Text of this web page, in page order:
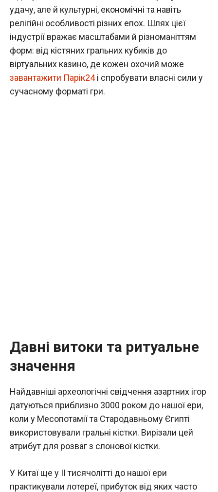
удачу, але й культурні, економічні та навіть
релігійні особливості різних епох. Шлях цієї
індустрії вражає масштабами й різноманіттям
форм: від кістяних гральних кубиків до
віртуальних казино, де кожен охочий може
завантажити Парік24і спробувати власні сили у
сучасному форматі гри.
Давні витоки та ритуальне
значення
Найдавніші археологічні свідчення азартних ігор
датуються приблизно 3000 роком до нашої ери,
коли у Месопотамії та Стародавньому Єгипті
використовували гральні кістки. Вирізали цей
атрибут для розваг з слонової кістки.
У Китаї ще у II тисячолітті до нашої ери
практикували лотереї, прибуток від яких часто